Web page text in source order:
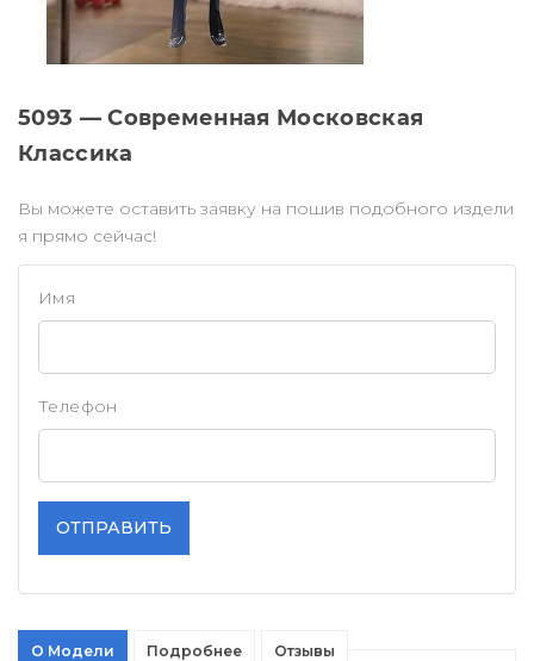
5093 — Современная Московская
Классика
Вы можете оставить заявку на пошив подобного издели
я прямо сейчас!
Имя
Телефон
ОТПРАВИТЬ
О Модели Подробнее Отзывы